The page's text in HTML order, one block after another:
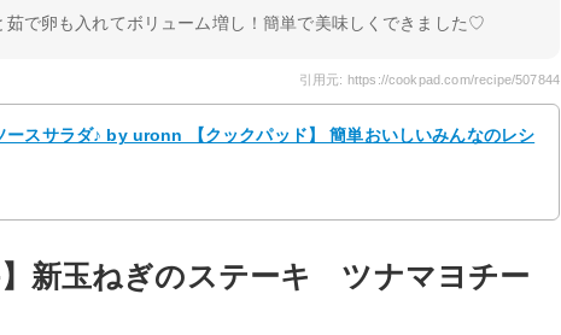
茹で卵も入れてボリューム増し！簡単で美味しくできました♡
引用元: https://cookpad.com/recipe/507844
ースサラダ♪ by uronn 【クックパッド】 簡単おいしいみんなのレシ
】新玉ねぎのステーキ ツナマヨチー